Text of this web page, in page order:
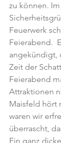
zu können.
Feuerwerk
Feierabend.
angekündigt,
Zeit der
Feierabend
Attraktionen
Maisfeld hört
waren wir
überrascht,
Ein ganz